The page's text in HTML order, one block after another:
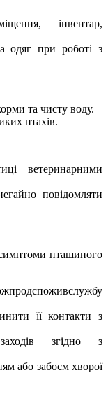
інвентар,
одяг при роботі з
та чисту воду.
птахів.
ветеринарними
повідомляти
пташиного
її контакти з
згідно з
або забоєм хворої